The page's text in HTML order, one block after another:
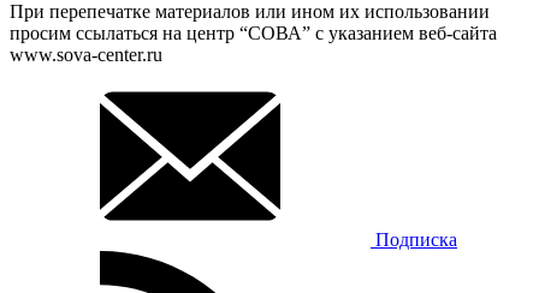
При перепечатке материалов или ином их использовании
просим ссылаться на центр “СОВА” с указанием веб-сайта
www.sova-center.ru
Подписка